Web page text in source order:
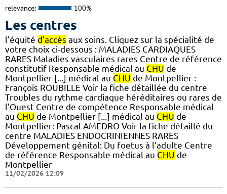
relevance: 100%
Les centres
l’équité d’accès aux soins. Cliquez sur la spécialité de
votre choix ci-dessous : MALADIES CARDIAQUES
RARES Maladies vasculaires rares Centre de référence
constitutif Responsable médical au CHU de
Montpellier [...] médical au CHU de Montpellier :
François ROUBILLE Voir la fiche détaillée du centre
Troubles du rythme cardiaque héréditaires ou rares de
l’Ouest Centre de compétence Responsable médical
au CHU de Montpellier [...] médical au CHU de
Montpellier: Pascal AMEDRO Voir la fiche détaillé du
centre MALADIES ENDOCRINIENNES RARES
Développement génital: Du foetus à l'adulte Centre
de référence Responsable médical au CHU de
Montpellier
11/02/2026 12:09